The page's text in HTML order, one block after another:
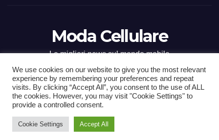
Moda Cellulare
Le migliori news sul mondo mobile
Proudly powered by WordPress| Tema: Newsup diThemeansar
Home ContactCONTATTI
We use cookies on our website to give you the most relevant
experience by remembering your preferences and repeat
visits. By clicking “Accept All”, you consent to the use of ALL
the cookies. However, you may visit "Cookie Settings" to
provide a controlled consent.
Cookie Settings Accept All